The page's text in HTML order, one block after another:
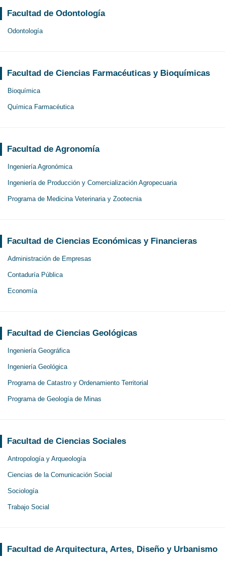
Facultad de Odontología
Odontología
Facultad de Ciencias Farmacéuticas y Bioquímicas
Bioquímica
Química Farmacéutica
Facultad de Agronomía
Ingeniería Agronómica
Ingeniería de Producción y Comercialización Agropecuaria
Programa de Medicina Veterinaria y Zootecnia
Facultad de Ciencias Económicas y Financieras
Administración de Empresas
Contaduría Pública
Economía
Facultad de Ciencias Geológicas
Ingeniería Geográfica
Ingeniería Geológica
Programa de Catastro y Ordenamiento Territorial
Programa de Geología de Minas
Facultad de Ciencias Sociales
Antropología y Arqueología
Ciencias de la Comunicación Social
Sociología
Trabajo Social
Facultad de Arquitectura, Artes, Diseño y Urbanismo